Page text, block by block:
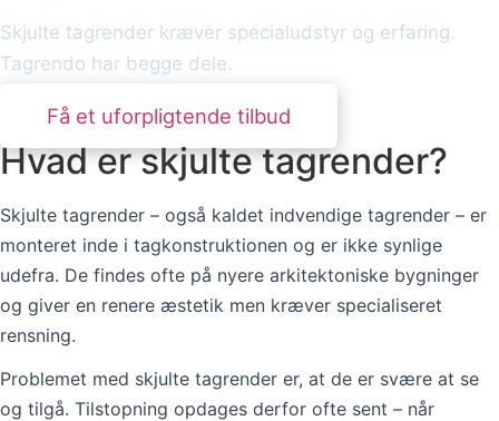
Skjulte tagrender kræver specialudstyr og erfaring.
Tagrendo har begge dele.
Få et uforpligtende tilbud
Hvad er skjulte tagrender?
Skjulte tagrender – også kaldet indvendige tagrender – er
monteret inde i tagkonstruktionen og er ikke synlige
udefra. De findes ofte på nyere arkitektoniske bygninger
og giver en renere æstetik men kræver specialiseret
rensning.
Problemet med skjulte tagrender er, at de er svære at se
og tilgå. Tilstopning opdages derfor ofte sent – når